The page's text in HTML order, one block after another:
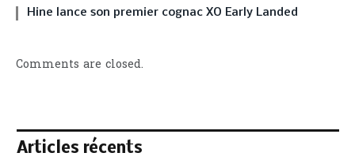
Hine lance son premier cognac XO Early Landed
Comments are closed.
Articles récents